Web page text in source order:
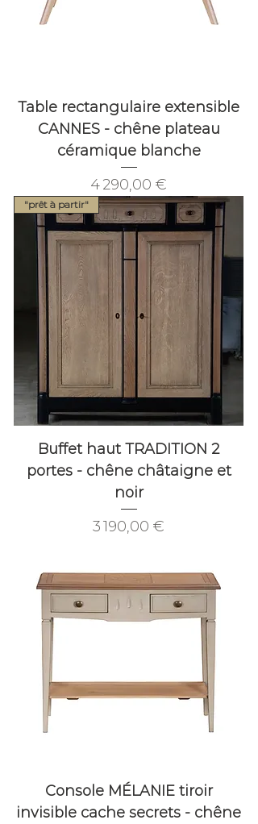
Table rectangulaire extensible
CANNES - chêne plateau
céramique blanche
Prix
4 290,00 €
"prêt à partir"
Buffet haut TRADITION 2
portes - chêne châtaigne et
noir
Prix
3 190,00 €
Console MÉLANIE tiroir
invisible cache secrets - chêne